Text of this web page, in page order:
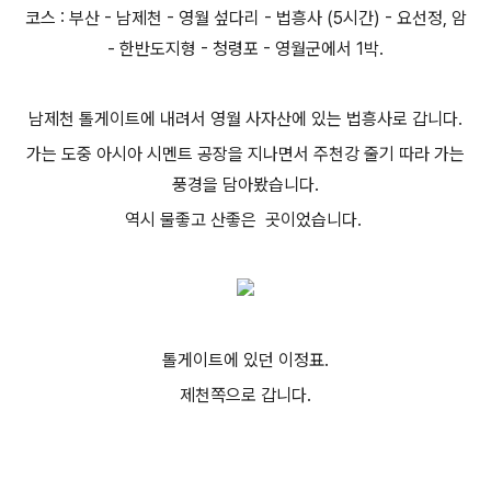
코스 : 부산 - 남제천 - 영월 섶다리 - 법흥사 (5시간) - 요선정, 암
- 한반도지형 - 청령포 - 영월군에서 1박.
남제천 톨게이트에 내려서 영월 사자산에 있는 법흥사로 갑니다.
가는 도중 아시아 시멘트 공장을 지나면서 주천강 줄기 따라 가는
풍경을 담아봤습니다.
역시 물좋고 산좋은 곳이었습니다.
톨게이트에 있던 이정표.
제천쪽으로 갑니다.